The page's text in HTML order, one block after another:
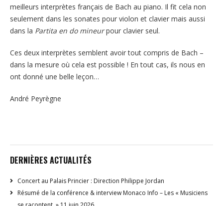
meilleurs interprètes français de Bach au piano. Il fit cela non
seulement dans les sonates pour violon et clavier mais aussi
dans la Partita en do mineurpour clavier seul.
Ces deux interprètes semblent avoir tout compris de Bach –
dans la mesure où cela est possible ! En tout cas, ils nous en
ont donné une belle leçon…
André Peyrègne
DERNIÈRES ACTUALITÉS
Concert au Palais Princier : Direction Philippe Jordan
Résumé de la conférence & interview Monaco Info – Les « Musiciens